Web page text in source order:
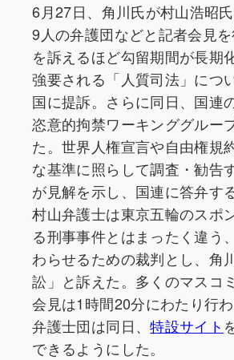
6月27日、角川氏が村山浩昭
9人の弁護団などと記者会見
を訴えるほど勾留期間が長期
強要される「人質司法」につ
国に提訴。さらに同日、国連
恣意的拘禁ワーキンググルー
た。世界人権宣言や自由権規
な基準に照らして調査・勧告
が見解を示し、国連に答弁す
村山弁護士は東京五輪のスポ
る刑事事件とはまったく違う
わらせるための裁判とし、角
訟」と訴えた。多くのマスコ
会見は1時間20分にわたり行わ
弁護士団は同日、特設サイト
できるようにした。